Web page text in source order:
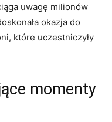
uwagę milionów
okazja ‌do​
które ​uczestniczyły
momenty